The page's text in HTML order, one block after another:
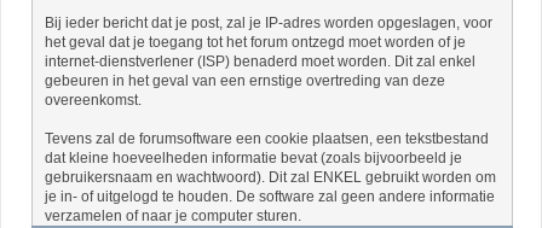
Bij ieder bericht dat je post, zal je IP-adres worden opgeslagen, voor
het geval dat je toegang tot het forum ontzegd moet worden of je
internet-dienstverlener (ISP) benaderd moet worden. Dit zal enkel
gebeuren in het geval van een ernstige overtreding van deze
overeenkomst.
Tevens zal de forumsoftware een cookie plaatsen, een tekstbestand
dat kleine hoeveelheden informatie bevat (zoals bijvoorbeeld je
gebruikersnaam en wachtwoord). Dit zal ENKEL gebruikt worden om
je in- of uitgelogd te houden. De software zal geen andere informatie
verzamelen of naar je computer sturen.